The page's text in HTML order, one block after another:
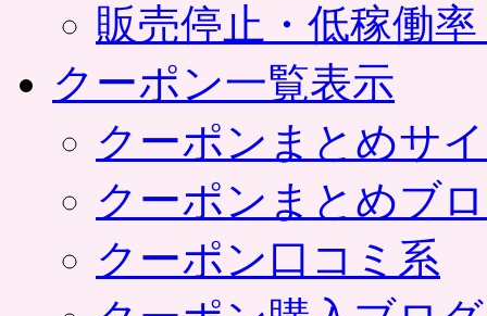
販売停止・低稼働
クーポン一覧表示
クーポンまとめサ
クーポンまとめブ
クーポン口コミ系